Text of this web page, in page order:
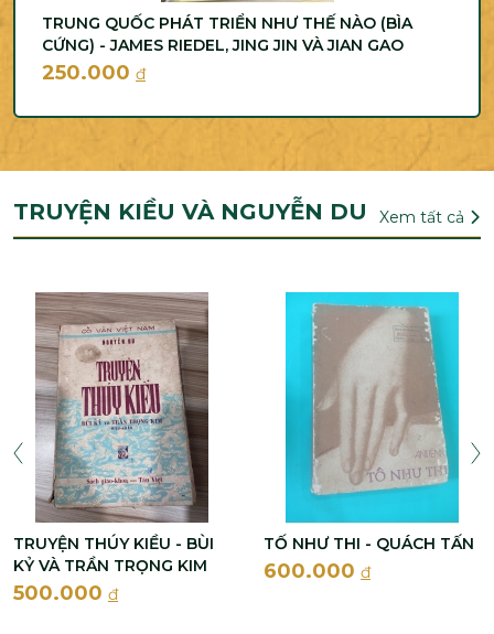
TRUNG QUỐC PHÁT TRIỂN NHƯ THẾ NÀO (BÌA
CỨNG) - JAMES RIEDEL, JING JIN VÀ JIAN GAO
250.000 đ
TRUYỆN KIỀU VÀ NGUYỄN DU Xem tất cả
TRUYỆN THÚY KIỀU - BÙI
KỶ VÀ TRẦN TRỌNG KIM
500.000 đ
TỐ NHƯ THI - QUÁCH TẤN
600.000 đ